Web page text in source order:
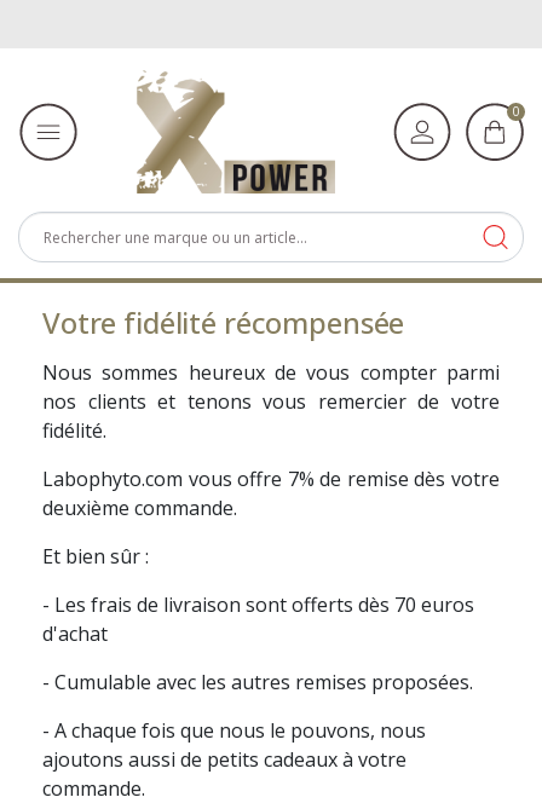
0
Votre fidélité récompensée
Nous sommes heureux de vous compter parmi
nos clients et tenons vous remercier de votre
fidélité.
Labophyto.com vous offre 7% de remise dès votre
deuxième commande.
Et bien sûr :
- Les frais de livraison sont offerts dès 70 euros
d'achat
- Cumulable avec les autres remises proposées.
- A chaque fois que nous le pouvons, nous
ajoutons aussi de petits cadeaux à votre
commande.